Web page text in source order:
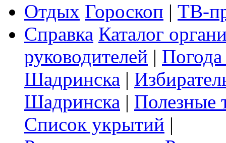
Отдых Гороскоп | ТВ-
Справка Каталог
руководителей |
Шадринска |
Шадринска | Полезные
Список укрытий |